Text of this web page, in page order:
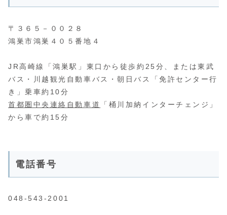
〒３６５－００２８
鴻巣市鴻巣４０５番地４
JR高崎線「鴻巣駅」東口から徒歩約25分、または東武
バス・川越観光自動車バス・朝日バス「免許センター行
き」乗車約10分
首都圏中央連絡自動車道
「桶川加納インターチェンジ」
から車で約15分
電話番号
048-543-2001